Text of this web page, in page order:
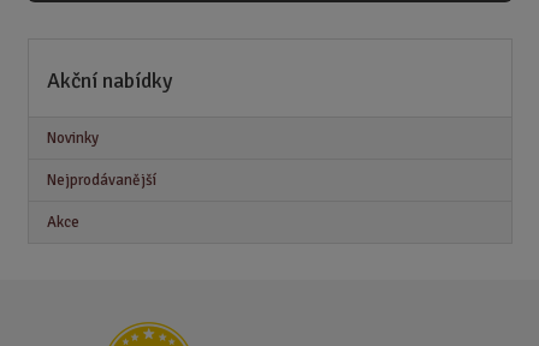
Akční nabídky
Novinky
Nejprodávanější
Akce